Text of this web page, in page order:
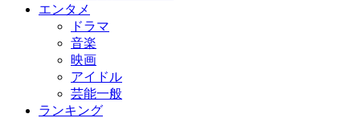
エンタメ
ドラマ
音楽
映画
アイドル
芸能一般
ランキング